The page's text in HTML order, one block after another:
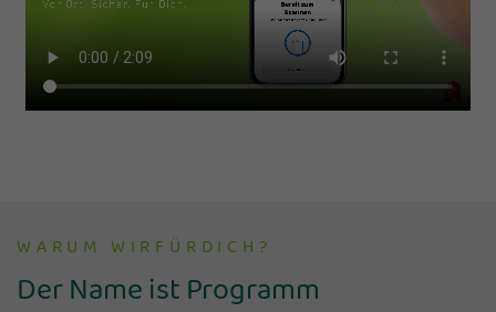
WARUM WIRFÜRDICH?
Der Name ist Programm